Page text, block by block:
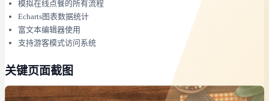
模拟在线点餐的所有流程
Echarts图表数据统计
富文本编辑器使用
支持游客模式访问系统
关键页面截图